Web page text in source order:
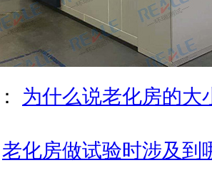
为什么说老化房的大
老化房做试验时涉及到